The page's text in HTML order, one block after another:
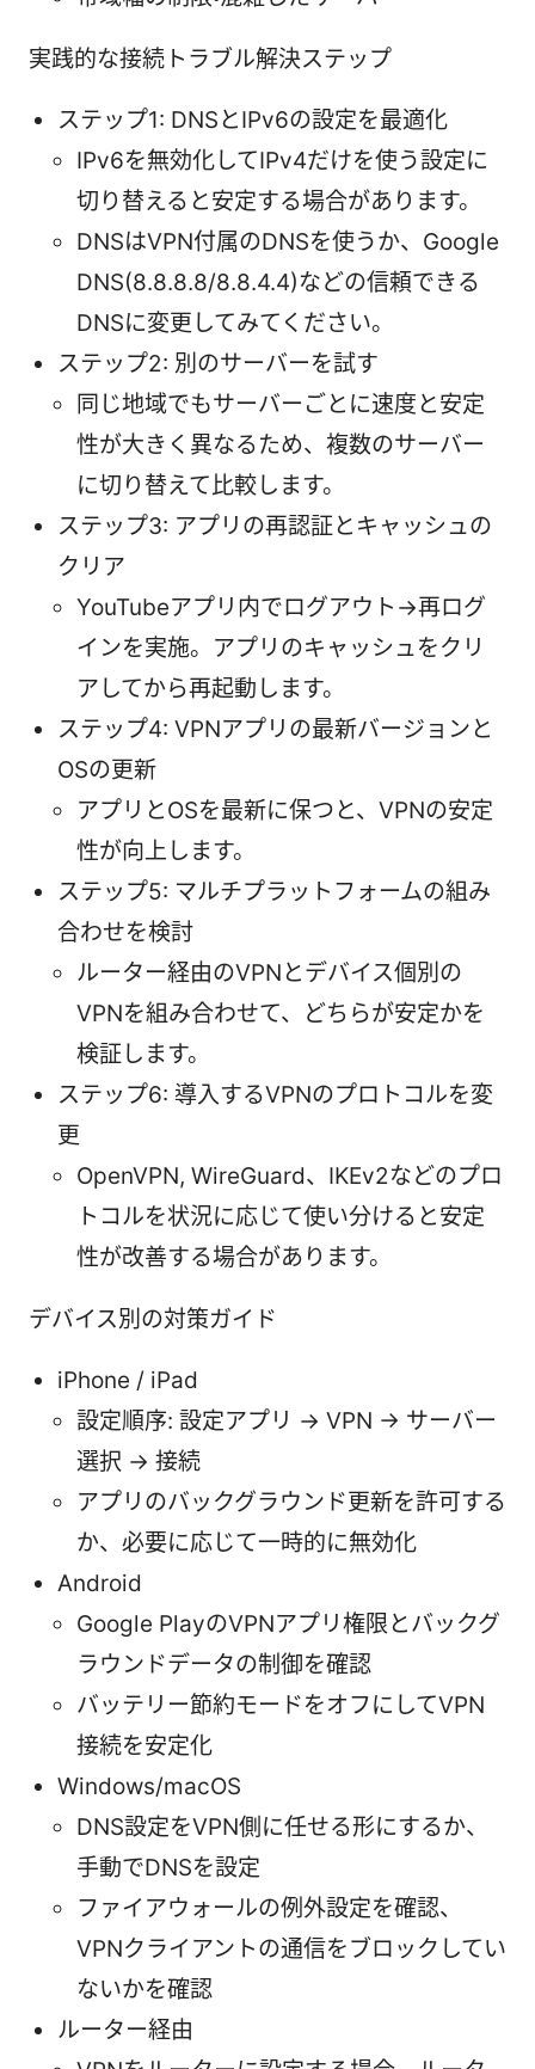
実践的な接続トラブル解決ステップ
ステップ1: DNSとIPv6の設定を最適化
IPv6を無効化してIPv4だけを使う設定に
切り替えると安定する場合があります。
DNSはVPN付属のDNSを使うか、Google
DNS(8.8.8.8/8.8.4.4)などの信頼できる
DNSに変更してみてください。
ステップ2: 別のサーバーを試す
同じ地域でもサーバーごとに速度と安定
性が大きく異なるため、複数のサーバー
に切り替えて比較します。
ステップ3: アプリの再認証とキャッシュの
クリア
YouTubeアプリ内でログアウト→再ログ
インを実施。アプリのキャッシュをクリ
アしてから再起動します。
ステップ4: VPNアプリの最新バージョンと
OSの更新
アプリとOSを最新に保つと、VPNの安定
性が向上します。
ステップ5: マルチプラットフォームの組み
合わせを検討
ルーター経由のVPNとデバイス個別の
VPNを組み合わせて、どちらが安定かを
検証します。
ステップ6: 導入するVPNのプロトコルを変
更
OpenVPN, WireGuard、IKEv2などのプロ
トコルを状況に応じて使い分けると安定
性が改善する場合があります。
デバイス別の対策ガイド
iPhone / iPad
設定順序: 設定アプリ → VPN → サーバー
選択 → 接続
アプリのバックグラウンド更新を許可する
か、必要に応じて一時的に無効化
Android
Google PlayのVPNアプリ権限とバックグ
ラウンドデータの制御を確認
バッテリー節約モードをオフにしてVPN
接続を安定化
Windows/macOS
DNS設定をVPN側に任せる形にするか、
手動でDNSを設定
ファイアウォールの例外設定を確認、
VPNクライアントの通信をブロックしてい
ないかを確認
ルーター経由